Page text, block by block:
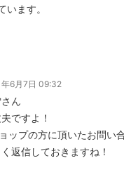
います。
6月7日 09:32
ん
ですよ！
ップの方に頂いたお問い
返信しておきますね！